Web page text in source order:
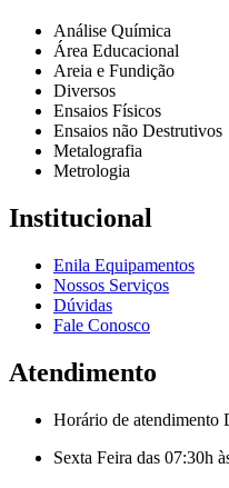
Análise Química
Área Educacional
Areia e Fundição
Diversos
Ensaios Físicos
Ensaios não Destrutivos
Metalografia
Metrologia
Institucional
Enila Equipamentos
Nossos Serviços
Dúvidas
Fale Conosco
Atendimento
Horário de atendimento
Sexta Feira das 07:30h